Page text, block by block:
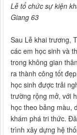
Lễ tổ chức sự kiện
Giang 63
Sau Lễ khai trương,
các em học sinh và
trong không gian
ra thành công tốt
học sinh được trải
trường rộng mở, với
học theo bảng màu,
khám phá tri thức.
trình xây dựng hệ